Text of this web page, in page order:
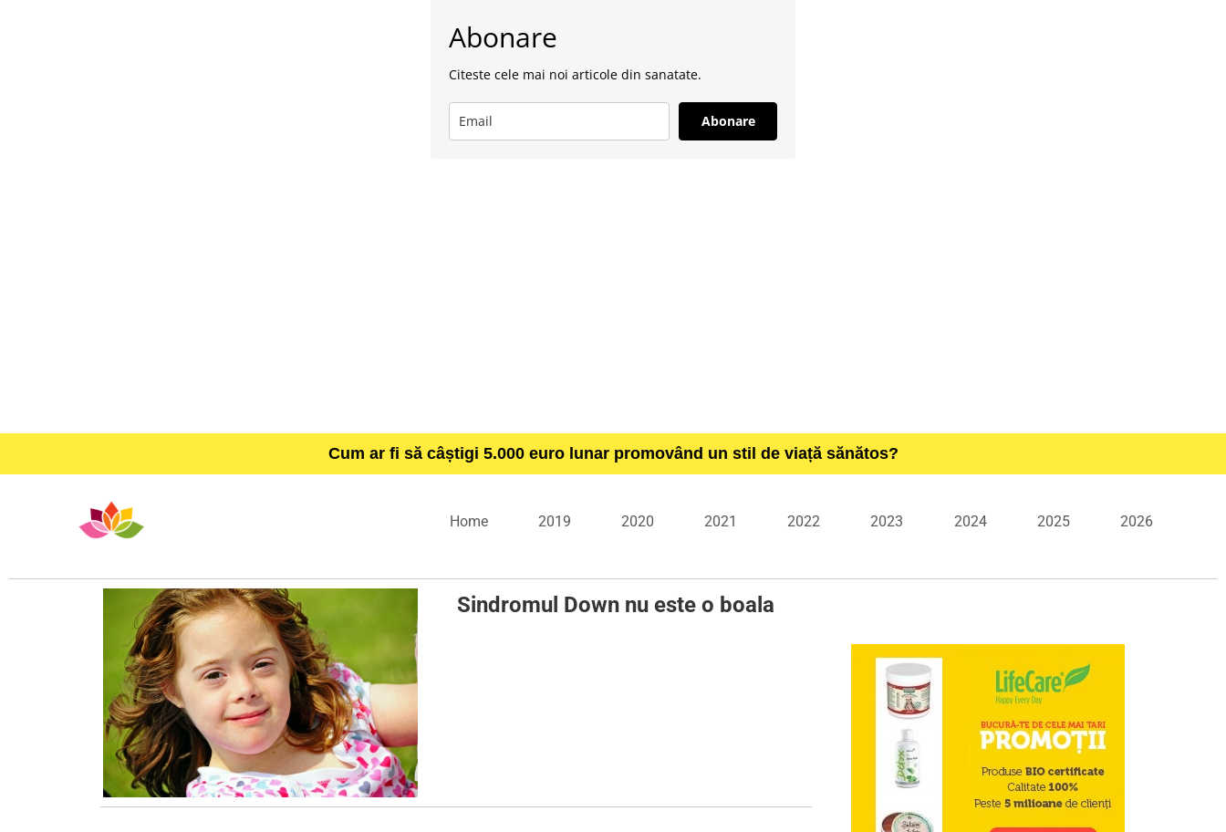
Abonare
Citeste cele mai noi articole din sanatate.
Abonare
Cum ar fi să câștigi 5.000 euro lunar promovând un stil de viață sănătos?
Home 2019 2020 2021 2022 2023 2024 2025 2026
Sindromul Down nu este o boala